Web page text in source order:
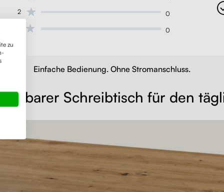
2
0
0
Einfache Bedienung. Ohne Stromanschluss.
Schreibtisch für den
zu